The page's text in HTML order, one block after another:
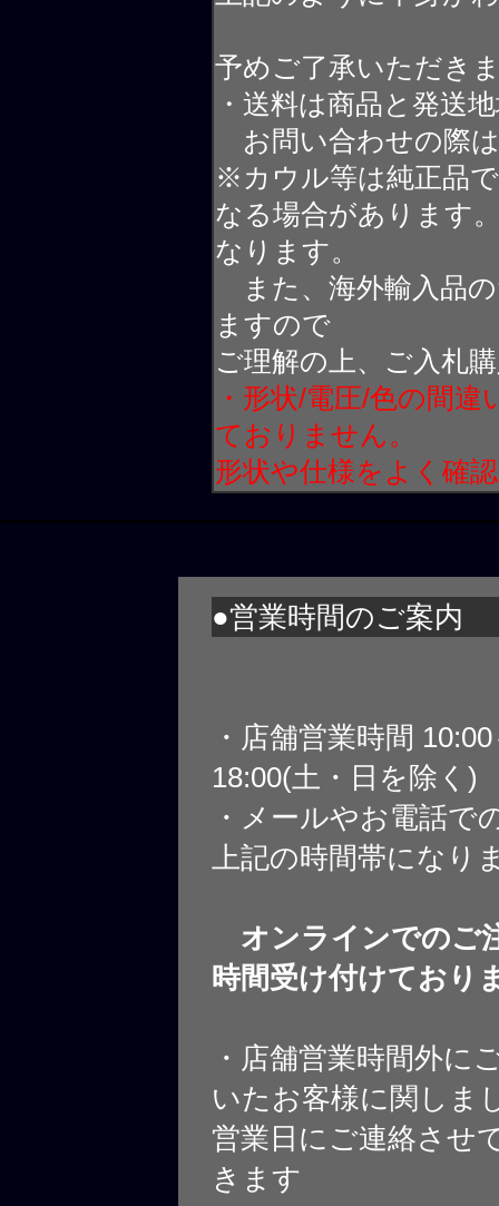
予めご了承いただき
・送料は商品と発送
お問い合わせの際
※カウル等は純正品
なる場合があります
なります。
また、海外輸入品
ますので
ご理解の上、ご入札
・形状/電圧/色の間
ておりません。
形状や仕様をよく確
●営業時間のご案内
・店舗営業時間
18:00(土・日を除く)
・メールやお電話で
上記の時間帯になり
オンラインでのご
時間受け付けており
・店舗営業時間外に
いたお客様に関しま
営業日にご連絡させ
きます